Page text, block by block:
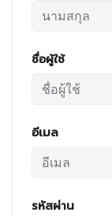
ชื่อผู้ใช้
อีเมล
รหัสผ่าน